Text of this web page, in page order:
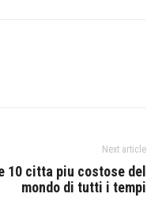
Next article
10 citta piu costose del
mondo di tutti i tempi